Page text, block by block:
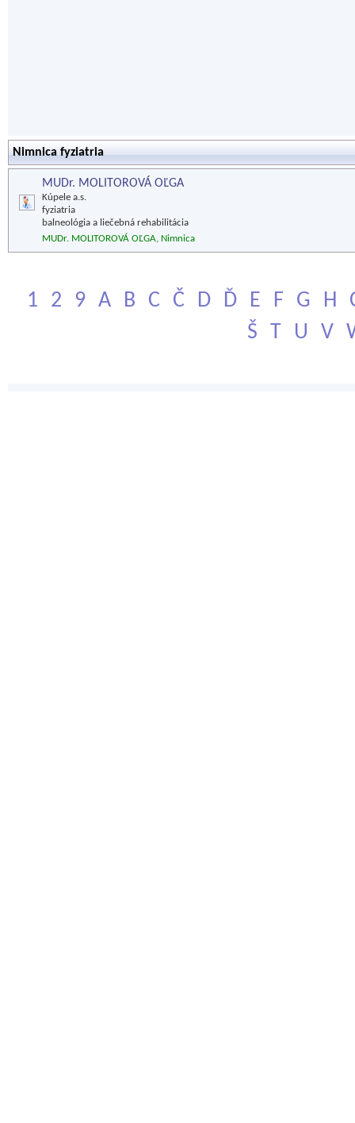
Nimnica fyziatria
MUDr. MOLITOROVÁ OĽGA
Kúpele a.s.
fyziatria
balneológia a liečebná rehabilitácia
MUDr. MOLITOROVÁ OĽGA, Nimnica
1 2 9 A B C Č D Ď E F G H
Š
T U V